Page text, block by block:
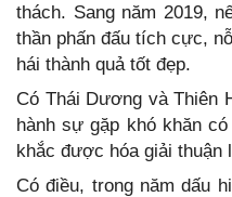
thách. Sang năm 2019,
thần phấn đấu tích cực,
hái thành quả tốt đẹp.
Có Thái Dương và Thiên
hành sự gặp khó khăn
khắc được hóa giải thuận
Có điều, trong năm dấu